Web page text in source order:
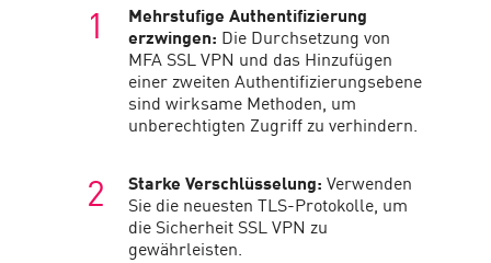
Mehrstufige Authentifizierung
erzwingen: Die Durchsetzung von
MFA SSL VPN und das Hinzufügen
einer zweiten Authentifizierungsebene
sind wirksame Methoden, um
unberechtigten Zugriff zu verhindern.
Starke Verschlüsselung: Verwenden
Sie die neuesten TLS-Protokolle, um
die Sicherheit SSL VPN zu
gewährleisten.